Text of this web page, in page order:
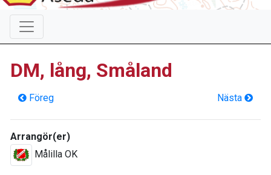
DM, lång, Småland
Föreg Nästa
Arrangör(er)
Målilla OK